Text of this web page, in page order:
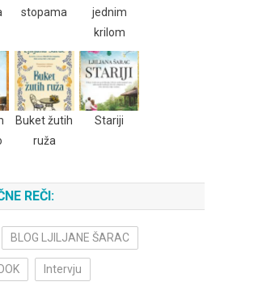
stopama
jednim
krilom
Buket žutih
ruža
Stariji
REČI:
BLOG LJILJANE ŠARAC
Intervju